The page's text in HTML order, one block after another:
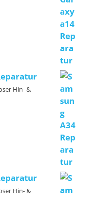
Hin- &
Hin- &